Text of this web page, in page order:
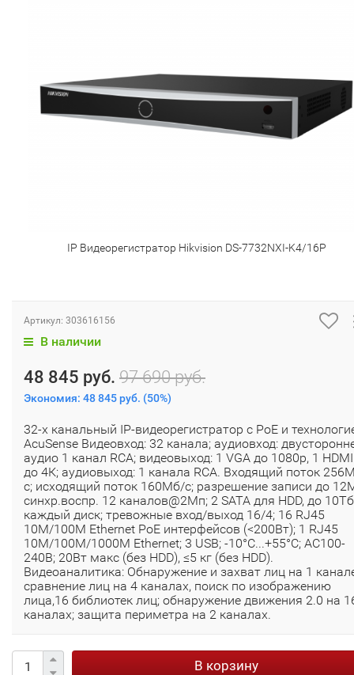
IP Видеорегистратор Hikvision DS-7732NXI-K4/16P
Артикул: 303616156
В наличии
48 845 руб. 97 690 руб.
Экономия: 48 845 руб. (50%)
32-х канальный IP-видеорегистратор с PoE и
AcuSense Видеовход: 32 канала; аудиовход:
аудио 1 канал RCA; видеовыход: 1 VGA до 1080p, 1 HDMI
до 4К; аудиовыход: 1 канала RCA. Входящий поток
с; исходящий поток 160Мб/с; разрешение записи до
синхр.воспр. 12 каналов@2Мп; 2 SATA для HDD, до 10Тб
каждый диск; тревожные вход/выход 16/4; 16 RJ45
10M/100M Ethernet PoE интерфейсов (<200Вт); 1 RJ45
10M/100M/1000M Ethernet; 3 USB; -10°C...+55°C; АC100-
240В; 20Вт макс (без HDD), ≤5 кг (без HDD).
Видеоаналитика: Обнаружение и захват лиц на 1
сравнение лиц на 4 каналах, поиск по изображению
лица,16 библиотек лиц; обнаружение движения 2.0 на
каналах; защита периметра на 2 каналах.
В корзину